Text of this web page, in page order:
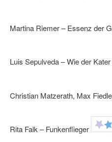
Martina Riemer – Essenz der
Luis Sepulveda – Wie der
Christian Matzerath, Max
Rita Falk – Funkenflieger